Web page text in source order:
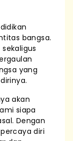
bangsa.
yang
akan
siapa
Dengan
diri